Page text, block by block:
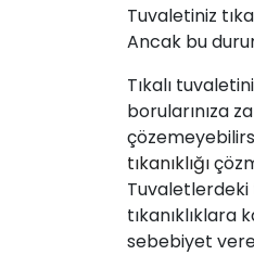
Tuvaletiniz
Ancak bu
Tıkalı
borularınıza
tıkanıklığı
Tuvaletlerdeki
tıkanıklıklara
sebebiyet